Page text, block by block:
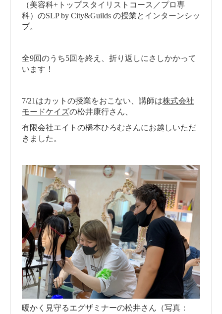
（美容科+トップスタイリストコース／プロ専
科）のSLP by City&Guilds の授業とインターンシッ
プ。
全9回のうち5回を終え、折り返しにさしかかって
います！
7/21はカットの授業をおこない、講師は株式会社
モードケイズの松井康行さん、
有限会社エイト の橋本ひろむさんにお越しいただ
きました。
暖かく見守るエグザミナーの松井さん（写真：